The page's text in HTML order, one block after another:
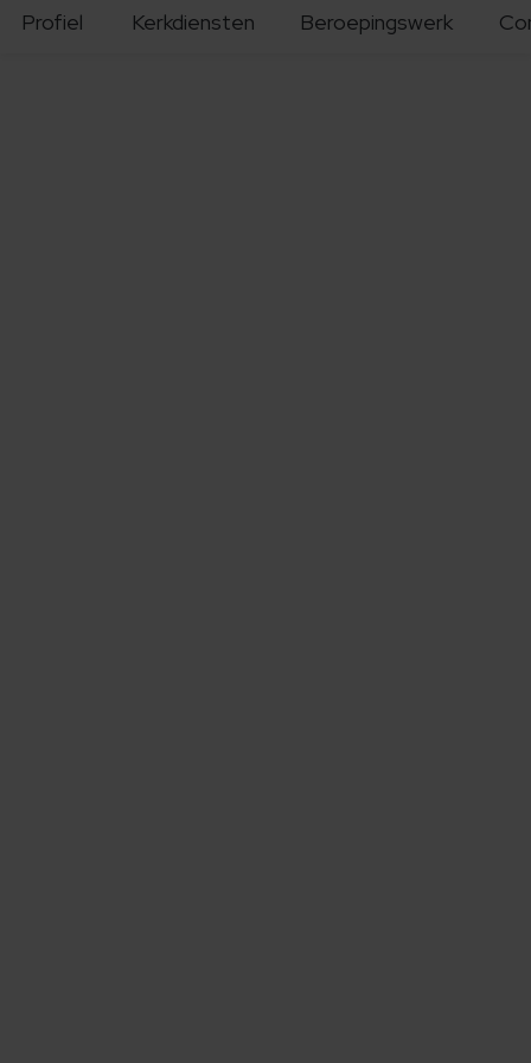
Profiel Kerkdiensten Beroepingswerk